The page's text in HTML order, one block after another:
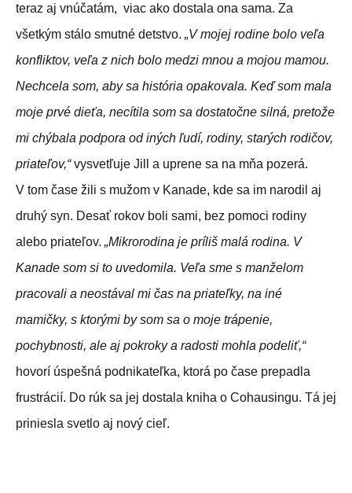
teraz aj vnúčatám, viac ako dostala ona sama. Za
všetkým stálo smutné detstvo. „V mojej rodine bolo veľa
konfliktov, veľa z nich bolo medzi mnou a mojou mamou.
Nechcela som, aby sa história opakovala. Keď som mala
moje prvé dieťa, necítila som sa dostatočne silná, pretože
mi chýbala podpora od iných ľudí, rodiny, starých rodičov,
priateľov,“vysvetľuje Jill a uprene sa na mňa pozerá.
V tom čase žili s mužom v Kanade, kde sa im narodil aj
druhý syn. Desať rokov boli sami, bez pomoci rodiny
alebo priateľov. „Mikrorodina je príliš malá rodina. V
Kanade som si to uvedomila. Veľa sme s manželom
pracovali a neostával mi čas na priateľky, na iné
mamičky, s ktorými by som sa o moje trápenie,
pochybnosti, ale aj pokroky a radosti mohla podeliť,“
hovorí úspešná podnikateľka, ktorá po čase prepadla
frustrácií. Do rúk sa jej dostala kniha o Cohausingu. Tá jej
priniesla svetlo aj nový cieľ.